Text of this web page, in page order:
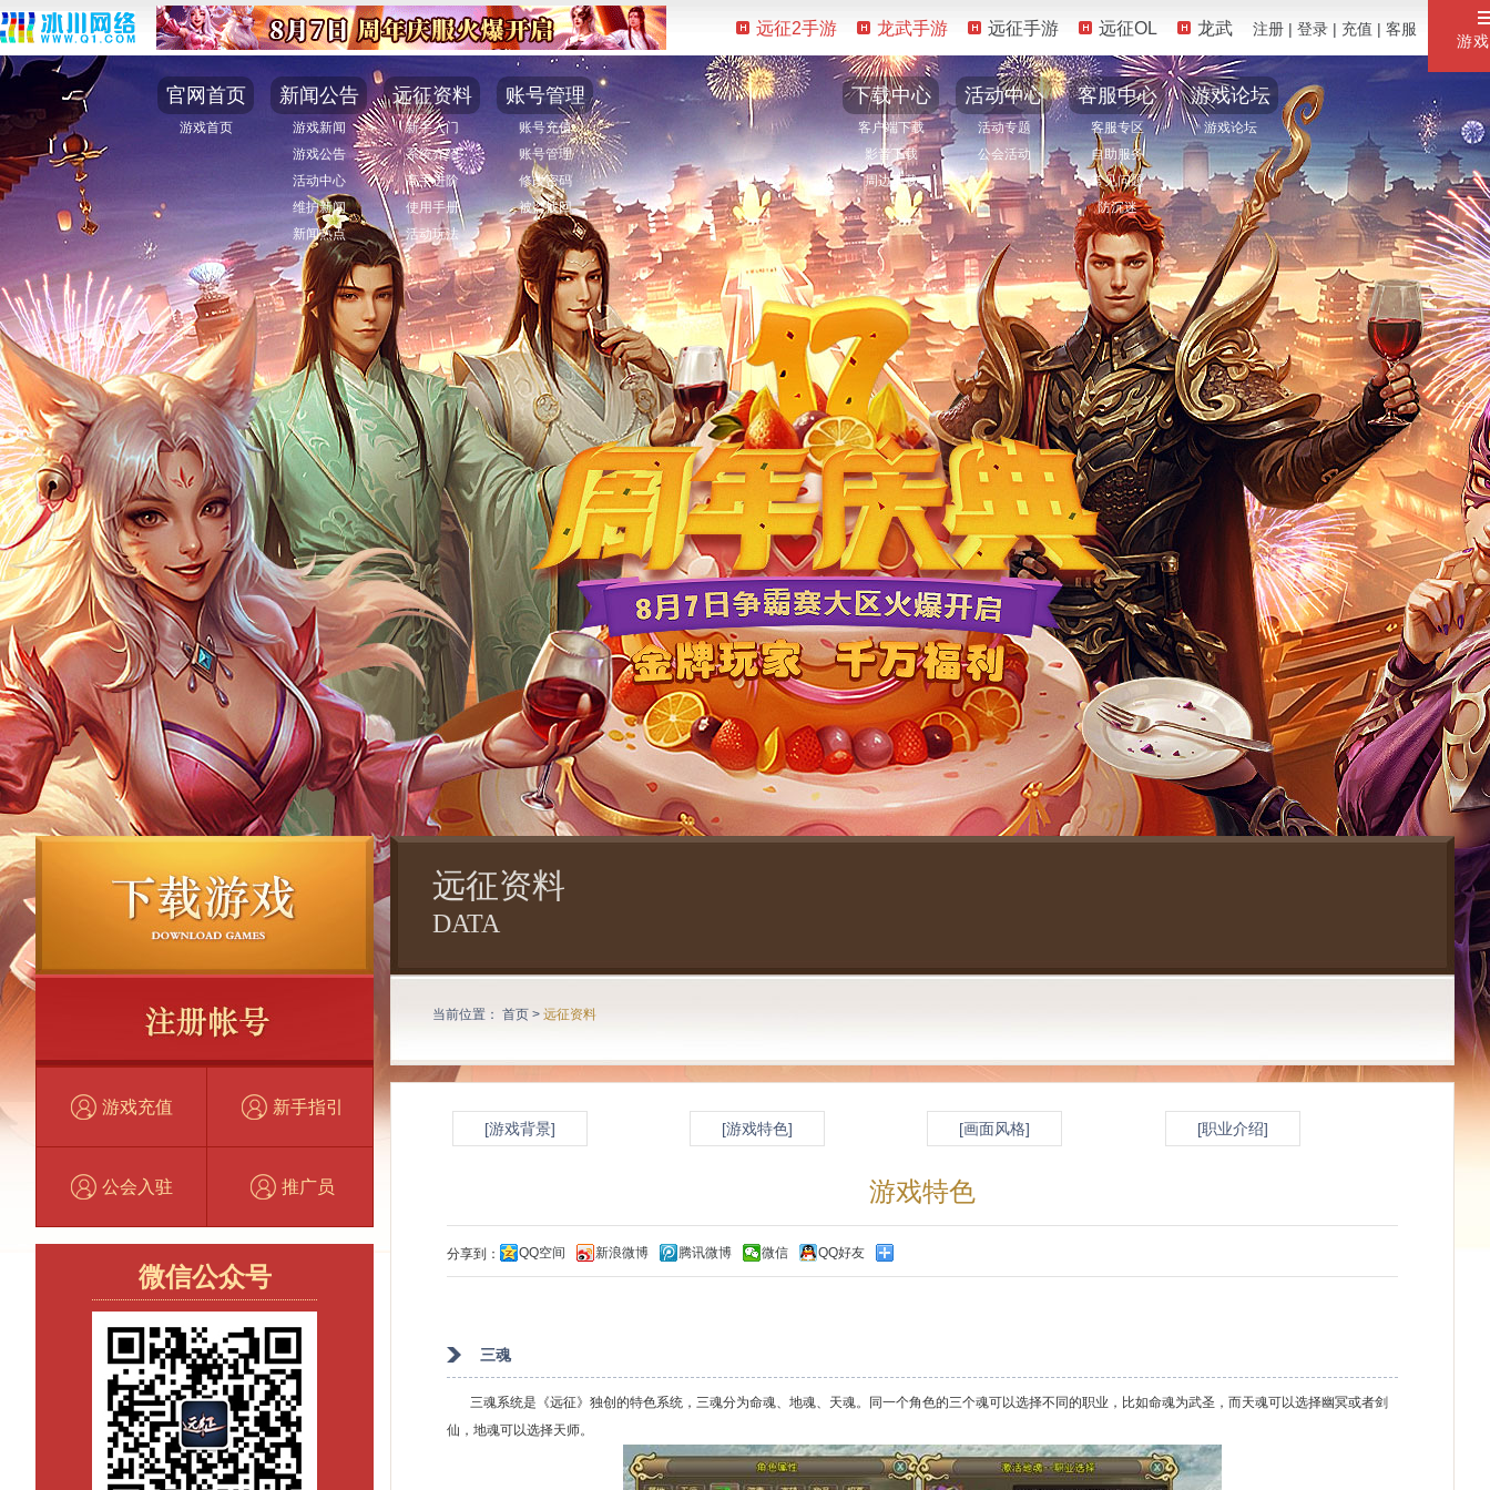
游
远征2手游 龙武手游 远征手游 远征OL 龙武 注册 | 登录 | 充值 | 客服
官网首页
游戏首页
新闻公告
游戏新闻
游戏公告
活动中心
维护新闻
新闻热点
远征资料
新手入门
系统介绍
高手进阶
使用手册
活动玩法
账号管理
账号充值
账号管理
修改密码
被盗找回
下载中心
客户端下载
影音下载
周边下载
活动中心
活动专题
公会活动
客服中心
客服专区
自助服务
常见问题
防沉迷
游戏论坛
游戏论坛
游戏充值 新手指引
公会入驻 推广员
微信公众号
远征资料
DATA
当前位置： 首页 > 远征资料
[游戏背景] [游戏特色] [画面风格] [职业介绍]
游戏特色
分享到： QQ空间 新浪微博 腾讯微博 微信 QQ好友
三魂
三魂系统是《远征》独创的特色系统，三魂分为命魂、地魂、天魂。同一个角色的三个魂可以选择不同的职业，比如命魂为武圣，而天魂可以选择幽冥或者剑
仙，地魂可以选择天师。